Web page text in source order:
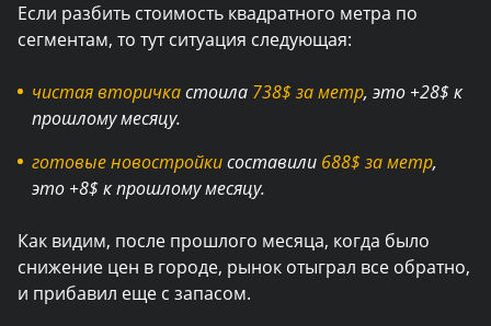
Если разбить стоимость квадратного метра по
сегментам, то тут ситуация следующая:
чистая вторичкастоила 738$ за метр, это +28$ к
прошлому месяцу.
готовые новостройкисоставили 688$ за метр,
это +8$ к прошлому месяцу.
Как видим, после прошлого месяца, когда было
снижение цен в городе, рынок отыграл все обратно,
и прибавил еще с запасом.